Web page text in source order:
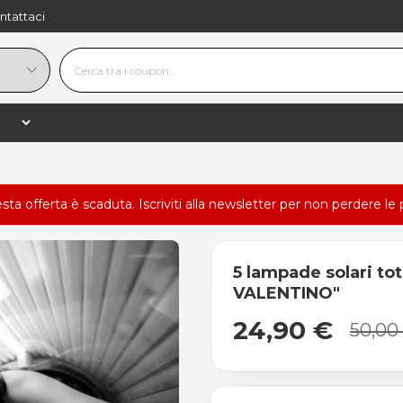
offerta è scaduta. Iscriviti alla newsletter per non perdere le
5 lampade solari
VALENTINO"
24,90 €